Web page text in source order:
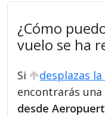
¿Cómo
vuelo se ha
Si
desplazas
encontrarás una
desde